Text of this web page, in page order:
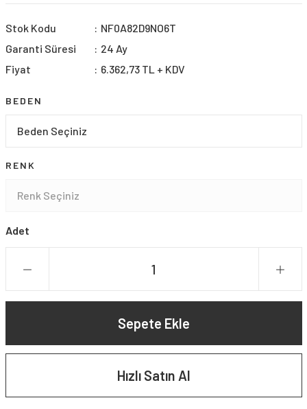
Stok Kodu
NF0A82D9NO6T
Garanti Süresi
24 Ay
Fiyat
6.362,73 TL + KDV
BEDEN
RENK
Adet
Sepete Ekle
Hızlı Satın Al